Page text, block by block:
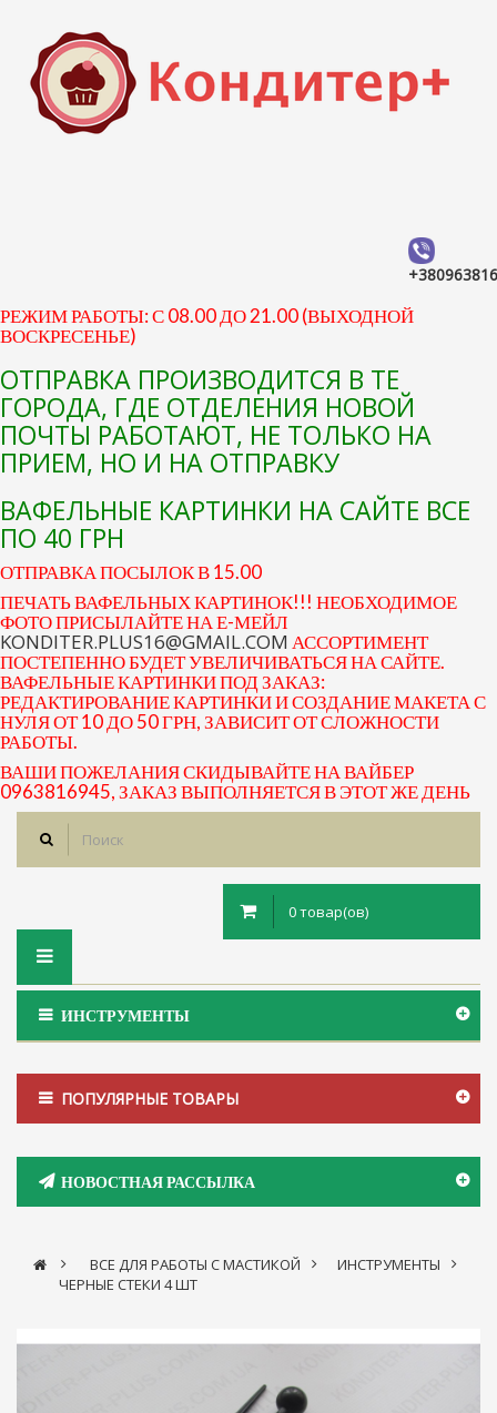
РЕЖИМ РАБОТЫ: С 08.00 ДО 21.00 (ВЫХОДНОЙ
ВОСКРЕСЕНЬЕ)
ОТПРАВКА ПРОИЗВОДИТСЯ В ТЕ
ГОРОДА, ГДЕ ОТДЕЛЕНИЯ НОВОЙ
ПОЧТЫ РАБОТАЮТ, НЕ ТОЛЬКО НА
ПРИЕМ, НО И НА ОТПРАВКУ
ВАФЕЛЬНЫЕ КАРТИНКИ НА САЙТЕ ВСЕ
ПО 40 ГРН
ОТПРАВКА ПОСЫЛОК В 15.00
ПЕЧАТЬ ВАФЕЛЬНЫХ КАРТИНОК!!! НЕОБХОДИМОЕ
ФОТО ПРИСЫЛАЙТЕ НА Е-МЕЙЛ
KONDITER.PLUS16@GMAIL.COM АССОРТИМЕНТ
ПОСТЕПЕННО БУДЕТ УВЕЛИЧИВАТЬСЯ НА САЙТЕ.
ВАФЕЛЬНЫЕ КАРТИНКИ ПОД ЗАКАЗ:
РЕДАКТИРОВАНИЕ КАРТИНКИ И СОЗДАНИЕ МАКЕТА С
НУЛЯ ОТ 10 ДО 50 ГРН, ЗАВИСИТ ОТ СЛОЖНОСТИ
РАБОТЫ.
ВАШИ ПОЖЕЛАНИЯ СКИДЫВАЙТЕ НА ВАЙБЕР
0963816945, ЗАКАЗ ВЫПОЛНЯЕТСЯ В ЭТОТ ЖЕ ДЕНЬ
0 товар(ов)
Toggle
ИНСТРУМЕНТЫ
ПОПУЛЯРНЫЕ ТОВАРЫ
НОВОСТНАЯ РАССЫЛКА
> ВСЕ ДЛЯ РАБОТЫ С МАСТИКОЙ >
ИНСТРУМЕНТЫ
ЧЕРНЫЕ СТЕКИ 4 ШТ